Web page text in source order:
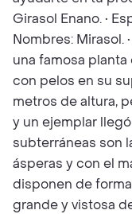
Girasol Enano. •
Nombres: Mirasol.
una famosa
con pelos en su
metros de altura,
y un ejemplar
subterráneas son
ásperas y con el
disponen de
grande y vistosa